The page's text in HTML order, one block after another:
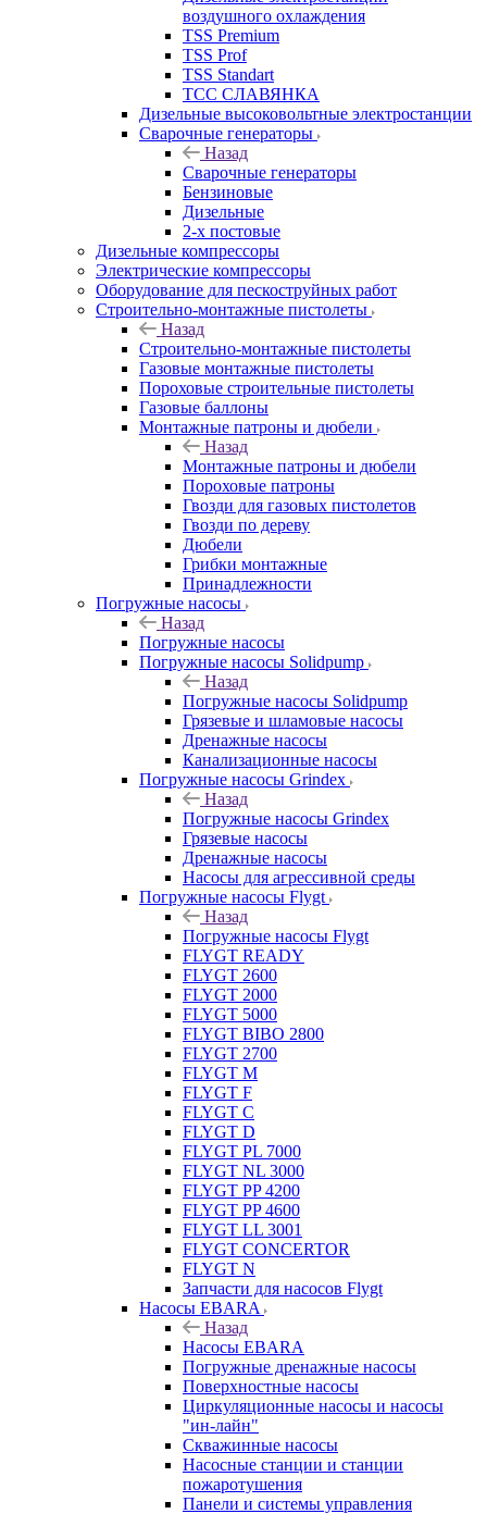
воздушного охлаждения
TSS Premium
TSS Prof
TSS Standart
ТСС СЛАВЯНКА
Дизельные высоковольтные электростанции
Сварочные генераторы
Назад
Сварочные генераторы
Бензиновые
Дизельные
2-х постовые
Дизельные компрессоры
Электрические компрессоры
Оборудование для пескоструйных работ
Строительно-монтажные пистолеты
Назад
Строительно-монтажные пистолеты
Газовые монтажные пистолеты
Пороховые строительные пистолеты
Газовые баллоны
Монтажные патроны и дюбели
Назад
Монтажные патроны и дюбели
Пороховые патроны
Гвозди для газовых пистолетов
Гвозди по дереву
Дюбели
Грибки монтажные
Принадлежности
Погружные насосы
Назад
Погружные насосы
Погружные насосы Solidpump
Назад
Погружные насосы Solidpump
Грязевые и шламовые насосы
Дренажные насосы
Канализационные насосы
Погружные насосы Grindex
Назад
Погружные насосы Grindex
Грязевые насосы
Дренажные насосы
Насосы для агрессивной среды
Погружные насосы Flygt
Назад
Погружные насосы Flygt
FLYGT READY
FLYGT 2600
FLYGT 2000
FLYGT 5000
FLYGT BIBO 2800
FLYGT 2700
FLYGT M
FLYGT F
FLYGT C
FLYGT D
FLYGT PL 7000
FLYGT NL 3000
FLYGT PP 4200
FLYGT PP 4600
FLYGT LL 3001
FLYGT CONCERTOR
FLYGT N
Запчасти для насосов Flygt
Насосы EBARA
Назад
Насосы EBARA
Погружные дренажные насосы
Поверхностные насосы
Циркуляционные насосы и насосы
"ин-лайн"
Скважинные насосы
Насосные станции и станции
пожаротушения
Панели и системы управления